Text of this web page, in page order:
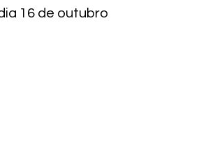
16 de outubro